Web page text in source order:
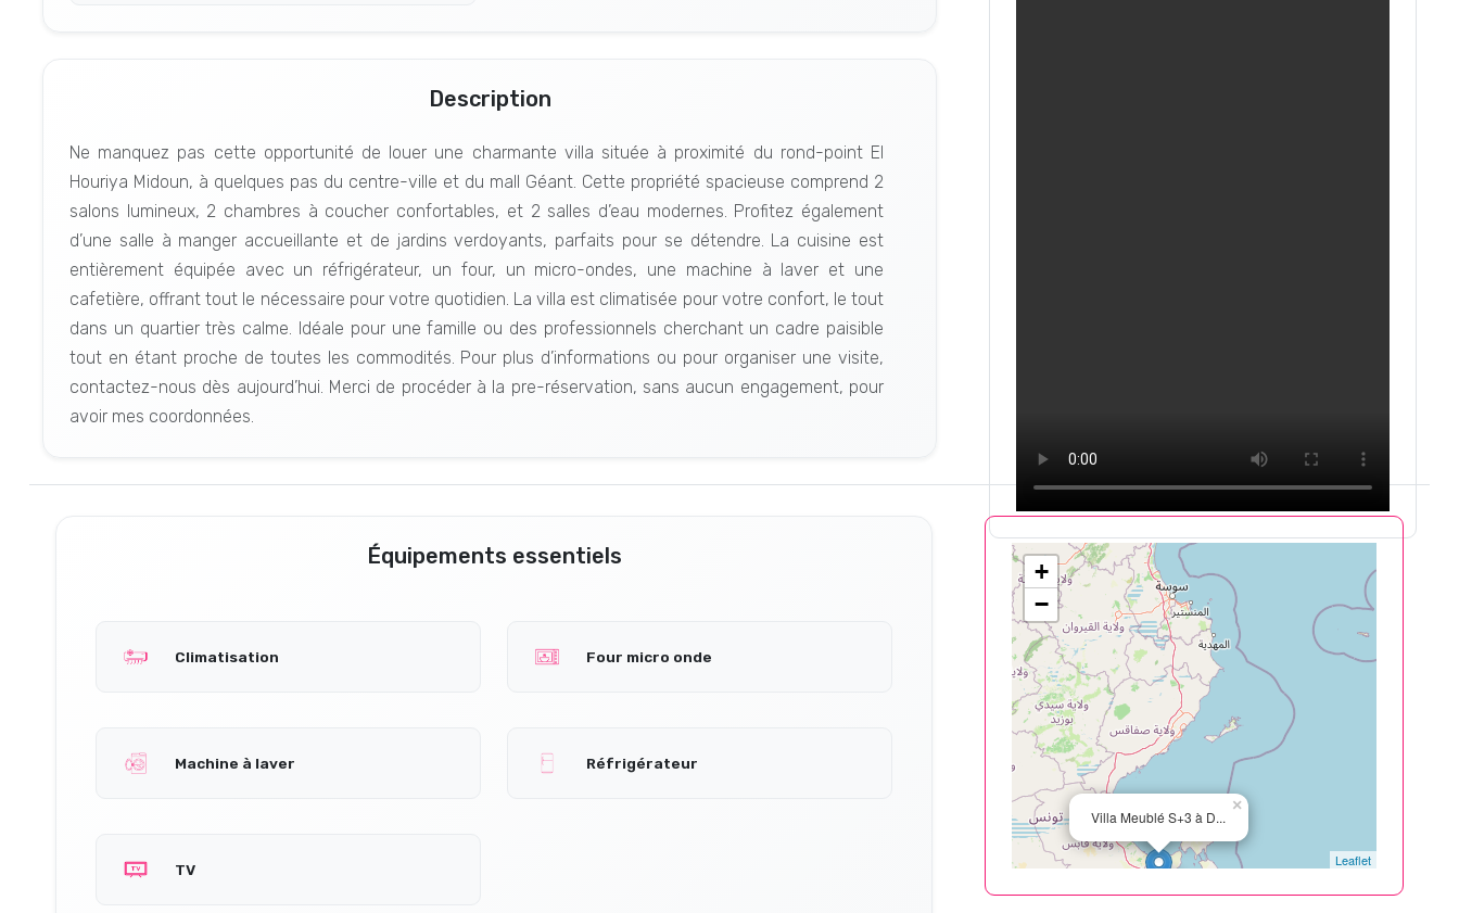
Description
Ne manquez pas cette opportunité de louer une charmante villa située à proximité du rond-point El
Houriya Midoun, à quelques pas du centre-ville et du mall Géant. Cette propriété spacieuse comprend 2
salons lumineux, 2 chambres à coucher confortables, et 2 salles d’eau modernes. Profitez également
d’une salle à manger accueillante et de jardins verdoyants, parfaits pour se détendre. La cuisine est
entièrement équipée avec un réfrigérateur, un four, un micro-ondes, une machine à laver et une
cafetière, offrant tout le nécessaire pour votre quotidien. La villa est climatisée pour votre confort, le tout
dans un quartier très calme. Idéale pour une famille ou des professionnels cherchant un cadre paisible
tout en étant proche de toutes les commodités. Pour plus d’informations ou pour organiser une visite,
contactez-nous dès aujourd’hui. Merci de procéder à la pre-réservation, sans aucun engagement, pour
avoir mes coordonnées.
Équipements essentiels
Climatisation Four micro onde
Machine à laver Réfrigérateur
TV
Villa Meublé S+3 à D...
×
+
−
Leaflet